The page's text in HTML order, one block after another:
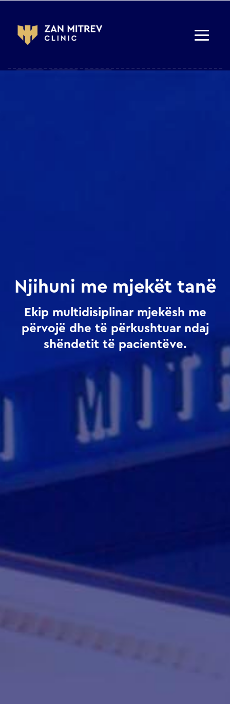
Njihuni me mjekët tanë
Ekip multidisiplinar mjekësh me
përvojë dhe të përkushtuar ndaj
shëndetit të pacientëve.